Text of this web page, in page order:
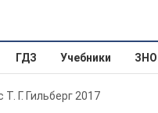
ГДЗ Учебники ЗНО
Т. Г. Гильберг 2017